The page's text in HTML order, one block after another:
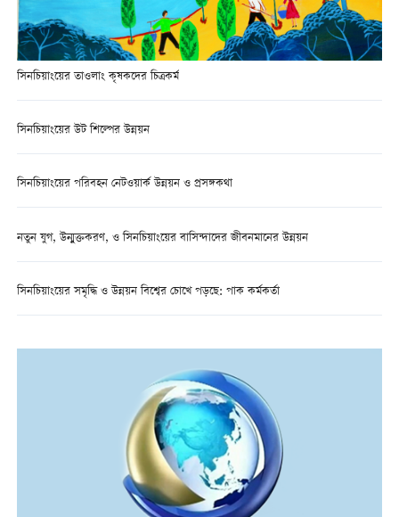
সিনচিয়াংয়ের তাওলাং কৃষকদের চিত্রকর্ম
সিনচিয়াংয়ের উট শিল্পের উন্নয়ন
সিনচিয়াংয়ের পরিবহন নেটওয়ার্ক উন্নয়ন ও প্রসঙ্গকথা
নতুন যুগ, উন্মুক্তকরণ, ও সিনচিয়াংয়ের বাসিন্দাদের জীবনমানের উন্নয়ন
সিনচিয়াংয়ের সমৃদ্ধি ও উন্নয়ন বিশ্বের চোখে পড়ছে: পাক কর্মকর্তা